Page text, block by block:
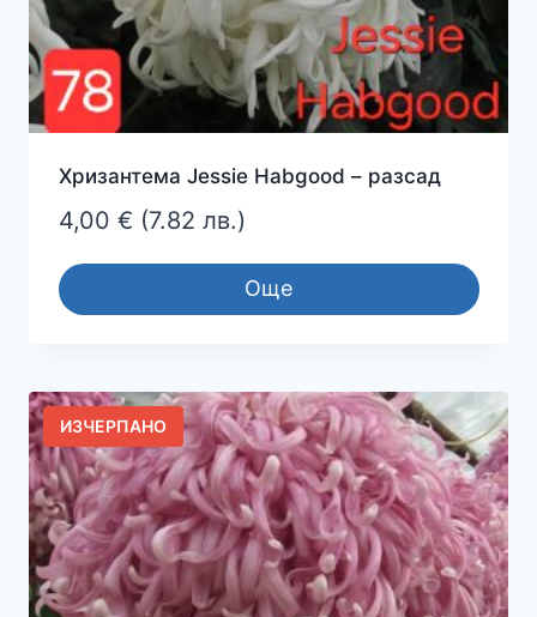
Хризантема Jessie Habgood – разсад
4,00 € (7.82 лв.)
Още
ИЗЧЕРПАНО